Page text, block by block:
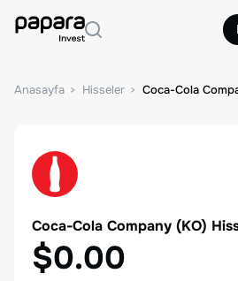
Anasayfa Hisseler Coca-Cola
Coca-Cola Company (KO)
$0.00